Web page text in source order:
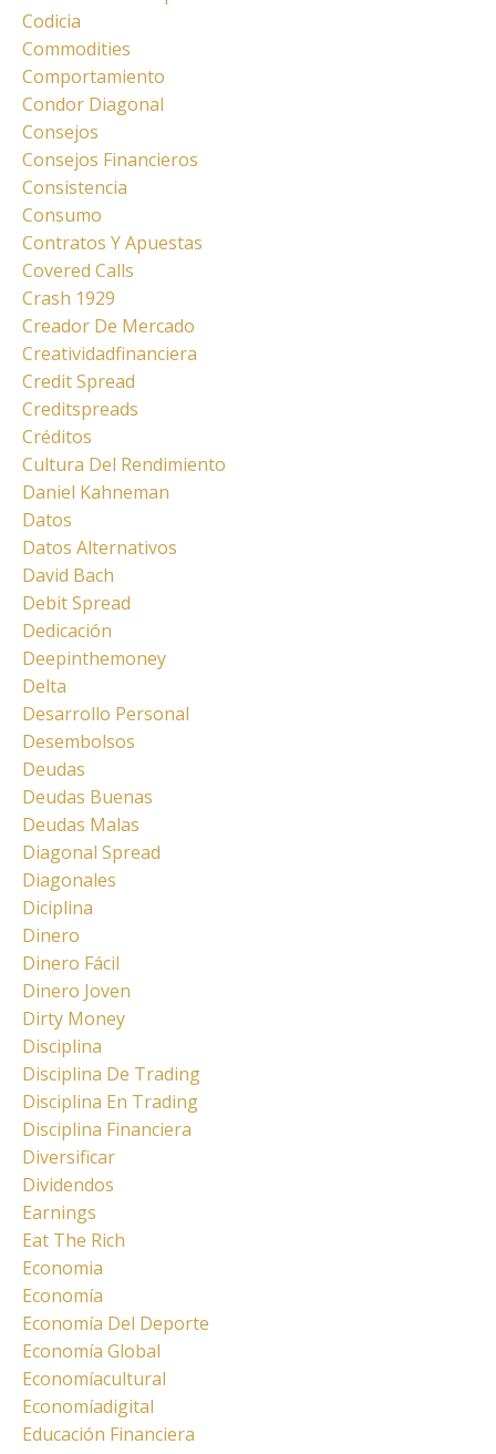
Codicia
Commodities
Comportamiento
Condor Diagonal
Consejos
Consejos Financieros
Consistencia
Consumo
Contratos Y Apuestas
Covered Calls
Crash 1929
Creador De Mercado
Creatividadfinanciera
Credit Spread
Creditspreads
Créditos
Cultura Del Rendimiento
Daniel Kahneman
Datos
Datos Alternativos
David Bach
Debit Spread
Dedicación
Deepinthemoney
Delta
Desarrollo Personal
Desembolsos
Deudas
Deudas Buenas
Deudas Malas
Diagonal Spread
Diagonales
Diciplina
Dinero
Dinero Fácil
Dinero Joven
Dirty Money
Disciplina
Disciplina De Trading
Disciplina En Trading
Disciplina Financiera
Diversificar
Dividendos
Earnings
Eat The Rich
Economia
Economía
Economía Del Deporte
Economía Global
Economíacultural
Economíadigital
Educación Financiera